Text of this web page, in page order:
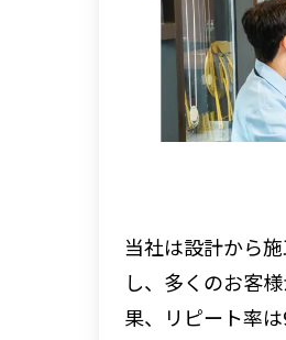
当社は設計から
し、多くのお客
果、リピート率